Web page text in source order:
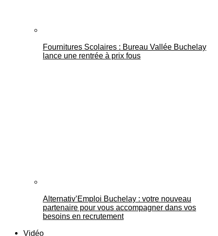
Fournitures Scolaires : Bureau Vallée Buchelay
lance une rentrée à prix fous
Alternativ’Emploi Buchelay : votre nouveau
partenaire pour vous accompagner dans vos
besoins en recrutement
Vidéo